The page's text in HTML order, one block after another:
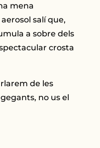
mena
salí que,
a sobre dels
crosta
de les
no us el